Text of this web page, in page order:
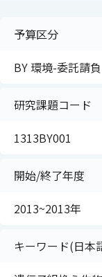
予算区分
BY 環境-委託請負
研究課題コード
1313BY001
開始/終了年度
2013~2013年
キーワード(日本